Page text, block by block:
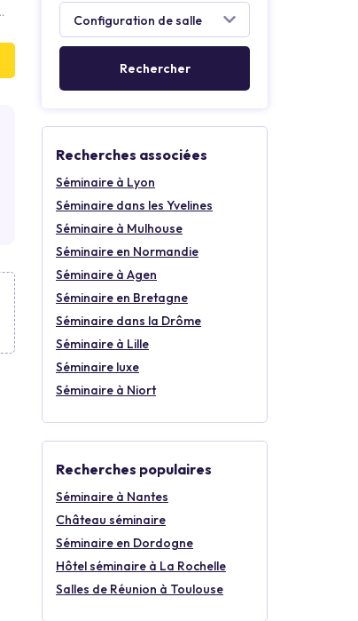
Recherches associées
Séminaire à Lyon
Séminaire dans les Yvelines
Séminaire à Mulhouse
Séminaire en Normandie
Séminaire à Agen
Séminaire en Bretagne
Séminaire dans la Drôme
Séminaire à Lille
Séminaire luxe
Séminaire à Niort
Recherches populaires
Séminaire à Nantes
Château séminaire
Séminaire en Dordogne
Hôtel séminaire à La Rochelle
Salles de Réunion à Toulouse